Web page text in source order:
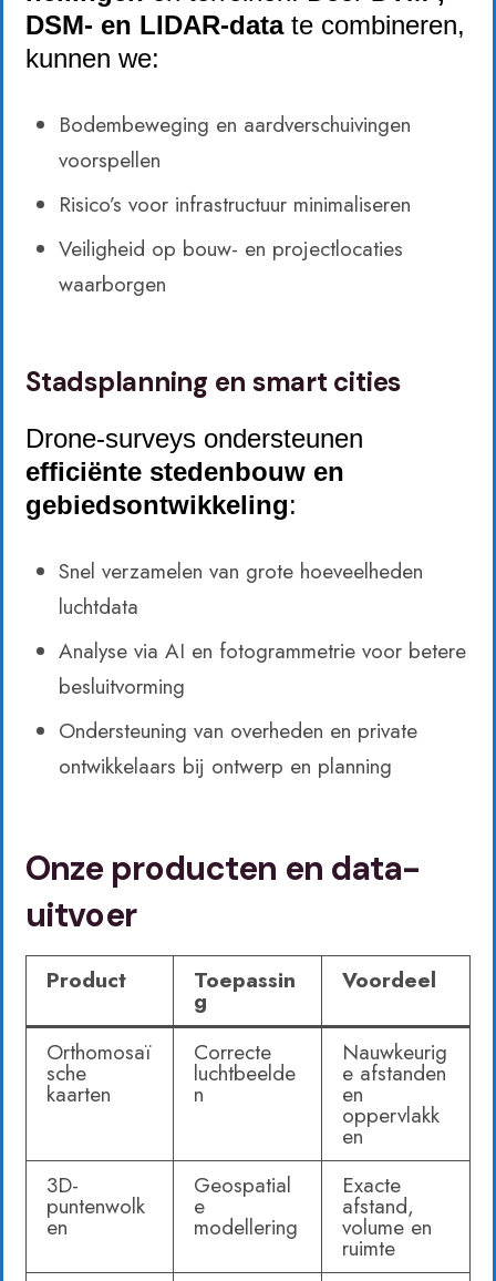
DSM- en LIDAR-datate combineren,
kunnen we:
Bodembeweging en aardverschuivingen
voorspellen
Risico’s voor infrastructuur minimaliseren
Veiligheid op bouw- en projectlocaties
waarborgen
Stadsplanning en smart cities
Drone-surveys ondersteunen
efficiënte stedenbouw en
gebiedsontwikkeling:
Snel verzamelen van grote hoeveelheden
luchtdata
Analyse via AI en fotogrammetrie voor betere
besluitvorming
Ondersteuning van overheden en private
ontwikkelaars bij ontwerp en planning
Onze producten en data-
uitvoer
Product Toepassin
g
Voordeel
Orthomosaï
sche
kaarten
Correcte
luchtbeelde
n
Nauwkeurig
e afstanden
en
oppervlakk
en
3D-
puntenwolk
en
Geospatial
e
modellering
Exacte
afstand,
volume en
ruimte